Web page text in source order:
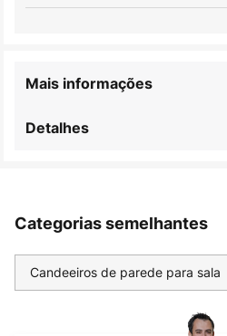
Detalhes
Mais informações
Categorias semelhantes
Candeeiros de parede para sala